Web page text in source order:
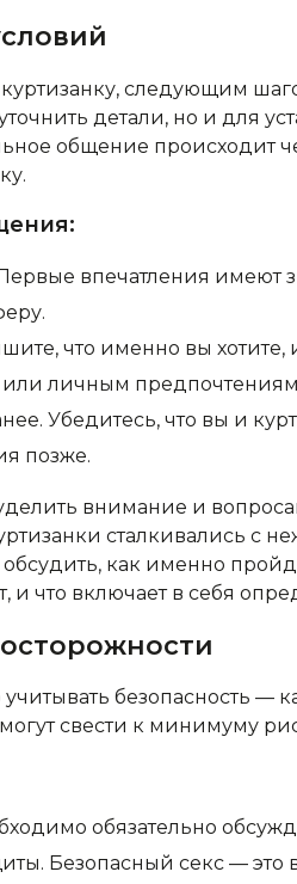
следующим
детали, но и для
общение происходит
впечатления имеют
что именно вы хотите, и
или личным
Убедитесь, что вы и
позже.
внимание и
сталкивались с
как именно
и что включает в себя
безопасность —
свести к минимуму
обязательно
Безопасный секс — это